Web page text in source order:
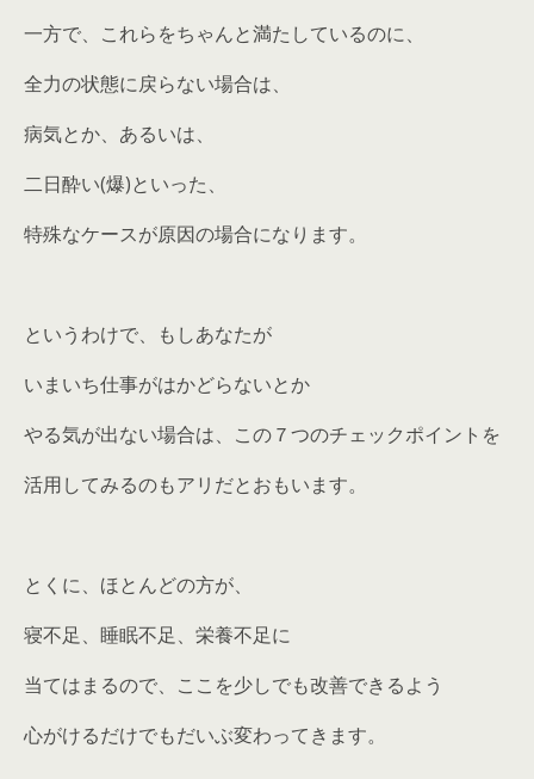
一方で、これらをちゃんと満たしているのに、
全力の状態に戻らない場合は、
病気とか、あるいは、
二日酔い(爆)といった、
特殊なケースが原因の場合になります。
というわけで、もしあなたが
いまいち仕事がはかどらないとか
やる気が出ない場合は、この７つのチェックポイントを
活用してみるのもアリだとおもいます。
とくに、ほとんどの方が、
寝不足、睡眠不足、栄養不足に
当てはまるので、ここを少しでも改善できるよう
心がけるだけでもだいぶ変わってきます。